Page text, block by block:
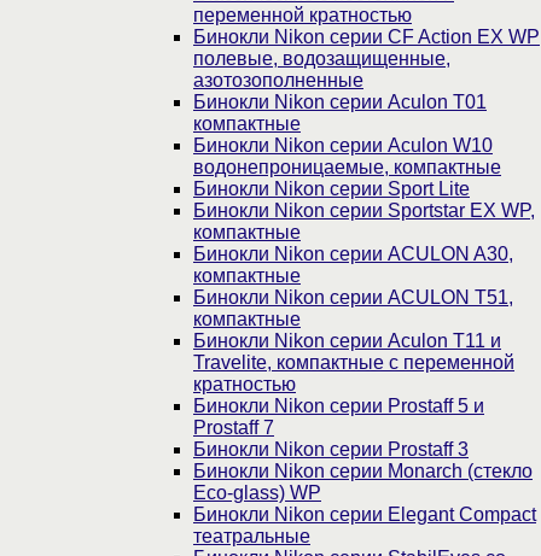
переменной кратностью
Бинокли Nikon серии СF Action EX WP
полевые, водозащищенные,
азотозополненные
Бинокли Nikon серии Aculon T01
компактные
Бинокли Nikon серии Aculon W10
водонепроницаемые, компактные
Бинокли Nikon серии Sport Lite
Бинокли Nikon серии Sportstar EX WP,
компактные
Бинокли Nikon серии ACULON A30,
компактные
Бинокли Nikon серии ACULON Т51,
компактные
Бинокли Nikon серии Aculon T11 и
Travelite, компактные с переменной
кратностью
Бинокли Nikon серии Prostaff 5 и
Prostaff 7
Бинокли Nikon серии Prostaff 3
Бинокли Nikon серии Monarch (стекло
Eco-glass) WP
Бинокли Nikon серии Elegant Compact
театральные